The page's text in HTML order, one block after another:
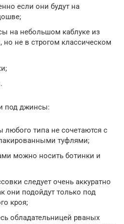
если они будут на
на небольшом каблуке из
не в строгом классическом
под джинсы:
типа не сочетаются с
туфлями;
можно носить ботинки и
следует очень аккуратно
они подойдут только под
кроя;
обладательницей рваных